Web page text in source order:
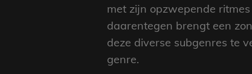
met zijn opzwepende
daarentegen brengt een
deze diverse subgenres te
genre.